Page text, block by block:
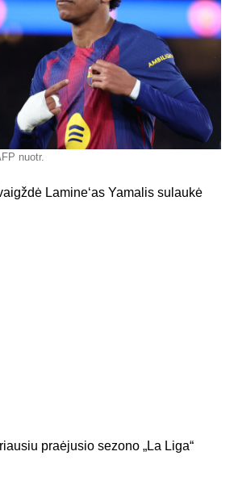
nuotr.
Lamine‘as Yamalis sulaukė
praėjusio sezono „La Liga“